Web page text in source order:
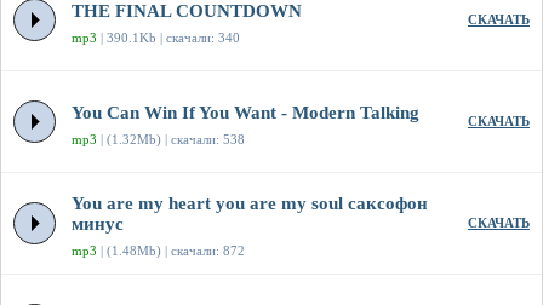
THE FINAL COUNTDOWN
mp3 | 390.1Kb | скачали: 340
СКАЧАТЬ
You Can Win If You Want - Modern Talking
mp3 | (1.32Mb) | скачали: 538
СКАЧАТЬ
You are my heart you are my soul саксофон
минус
mp3 | (1.48Mb) | скачали: 872
СКАЧАТЬ